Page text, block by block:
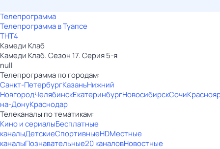
Телепрограмма
Телепрограмма в Туапсе
ТНТ4
Камеди Клаб
Камеди Клаб. Сезон 17. Серия 5-я
null
Телепрограмма по городам:
Санкт-ПетербургКазаньНижний
НовгородЧелябинскЕкатеринбургНовосибирскСочи
на-ДонуКраснодар
Телеканалы по тематикам:
Кино и сериалыБесплатные
каналыДетскиеСпортивныеHDМестные
каналыПознавательные20 каналовНовостные